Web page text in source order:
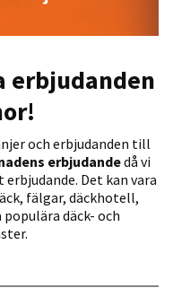
erbjudanden
och erbjudanden till
erbjudandedå vi
Det kan vara
fälgar, däckhotell,
däck- och